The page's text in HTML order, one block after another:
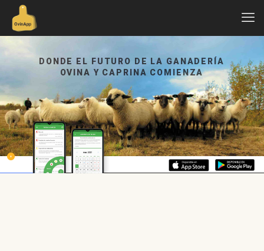
DONDE EL FUTURO DE LA GANADERÍA
OVINA Y CAPRINA COMIENZA